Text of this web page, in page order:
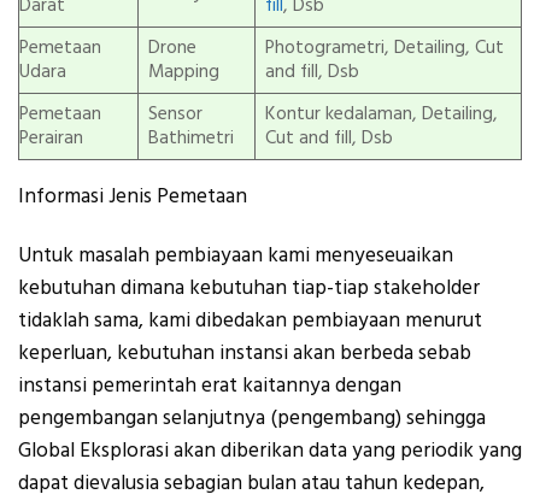
Pemetaan
Udara
Drone
Mapping
Photogrametri, Detailing, Cut
and fill, Dsb
Pemetaan
Perairan
Sensor
Bathimetri
Kontur kedalaman, Detailing,
Cut and fill, Dsb
Informasi Jenis Pemetaan
Untuk masalah pembiayaan kami menyeseuaikan
kebutuhan dimana kebutuhan tiap-tiap stakeholder
tidaklah sama, kami dibedakan pembiayaan menurut
keperluan, kebutuhan instansi akan berbeda sebab
instansi pemerintah erat kaitannya dengan
pengembangan selanjutnya (pengembang) sehingga
Global Eksplorasi akan diberikan data yang periodik yang
dapat dievalusia sebagian bulan atau tahun kedepan,